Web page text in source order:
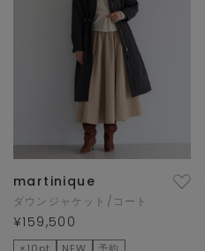
martinique
ダウンジャケット/コート
¥159,500